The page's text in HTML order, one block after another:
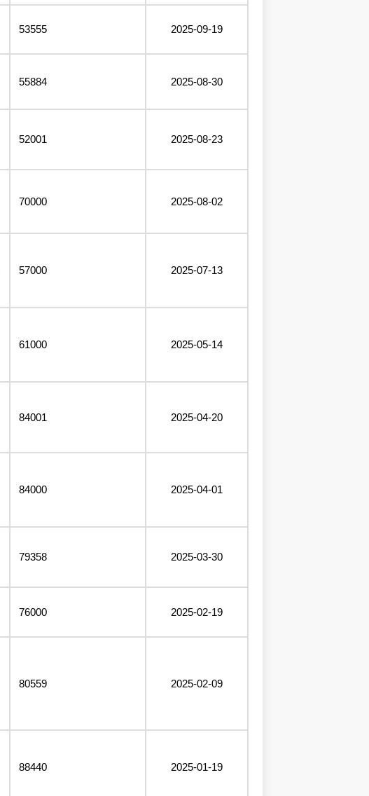
53555 2025-09-19
55884 2025-08-30
52001 2025-08-23
70000 2025-08-02
57000 2025-07-13
61000 2025-05-14
84001 2025-04-20
84000 2025-04-01
79358 2025-03-30
76000 2025-02-19
80559 2025-02-09
88440 2025-01-19